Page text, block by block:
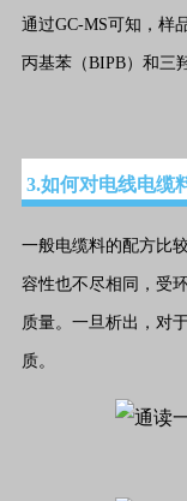
通过GC-MS可知，样
丙基苯（BIPB）和三
3.如何对电线电缆
一般电缆料的配方比
容性也不尽相同，受
质量。一旦析出，对
质。